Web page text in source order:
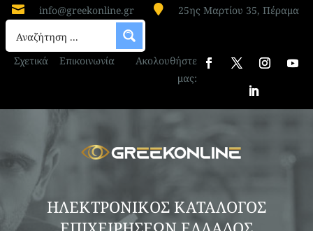
 info@greekonline.gr  25ης Μαρτίου 35, Πέραμα
Σχετικά Επικοινωνία
Ακολουθήστε
μας:
ΗΛΕΚΤΡΟΝΙΚΟΣ ΚΑΤΑΛΟΓΟΣ